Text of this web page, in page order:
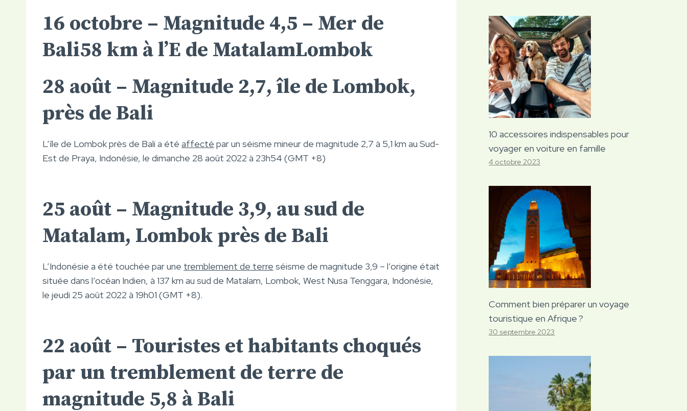
16 octobre – Magnitude 4,5 – Mer de
Bali58 km à l’E de MatalamLombok
28 août – Magnitude 2,7, île de Lombok,
près de Bali
L’île de Lombok près de Bali a été affecté par un séisme mineur de magnitude 2,7 à 5,1 km au Sud-
Est de Praya, Indonésie, le dimanche 28 août 2022 à 23h54 (GMT +8)
25 août – Magnitude 3,9, au sud de
Matalam, Lombok près de Bali
L’Indonésie a été touchée par une tremblement de terre séisme de magnitude 3,9 – l’origine était
située dans l’océan Indien, à 137 km au sud de Matalam, Lombok, West Nusa Tenggara, Indonésie,
le jeudi 25 août 2022 à 19h01 (GMT +8).
22 août – Touristes et habitants choqués
par un tremblement de terre de
magnitude 5,8 à Bali
10 accessoires indispensables pour
voyager en voiture en famille
4 octobre 2023
Comment bien préparer un voyage
touristique en Afrique ?
30 septembre 2023